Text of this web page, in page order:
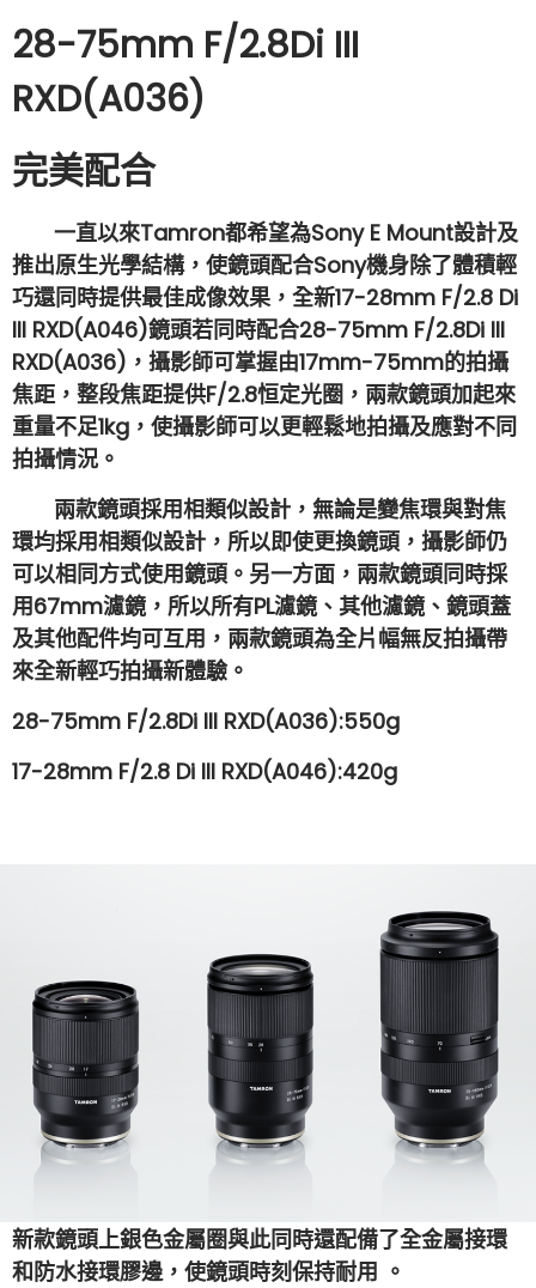
28-75mm F/2.8Di III
RXD(A036)
完美配合
一直以來Tamron都希望為Sony E Mount設計及
推出原生光學結構，使鏡頭配合Sony機身除了體積輕
巧還同時提供最佳成像效果，全新17-28mm F/2.8 Di
III RXD(A046)鏡頭若同時配合28-75mm F/2.8Di III
RXD(A036)，攝影師可掌握由17mm-75mm的拍攝
焦距，整段焦距提供F/2.8恒定光圈，兩款鏡頭加起來
重量不足1kg，使攝影師可以更輕鬆地拍攝及應對不同
拍攝情況。
兩款鏡頭採用相類似設計，無論是變焦環與對焦
環均採用相類似設計，所以即使更換鏡頭，攝影師仍
可以相同方式使用鏡頭。另一方面，兩款鏡頭同時採
用67mm濾鏡，所以所有PL濾鏡、其他濾鏡、鏡頭蓋
及其他配件均可互用，兩款鏡頭為全片幅無反拍攝帶
來全新輕巧拍攝新體驗。
28-75mm F/2.8Di III RXD(A036):550g
17-28mm F/2.8 Di III RXD(A046):420g
強調耐用與功
17-28mm F/2.8 Di III RXD(A046)的設計不單止
外觀現代化，鏡頭設計師還小心衡量鏡頭的耐用程
度，包括提供防水潑鏡身與氟塗層前組鏡片，此外鏡
頭亦非常強調與機身配合，包括兼容Sony機身的對焦
模式如DMF及Eye AF功能，並可透過機身更新鏡頭軟
件和提供影像色差及變型修正功能
此外，用家會發現
新款鏡頭上銀色金屬圈與此同時還配備了全金屬接環
和防水接環膠邊，使鏡頭時刻保持耐用 。